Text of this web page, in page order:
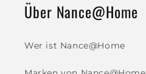
Über Nance@Home
Wer ist Nance@Home